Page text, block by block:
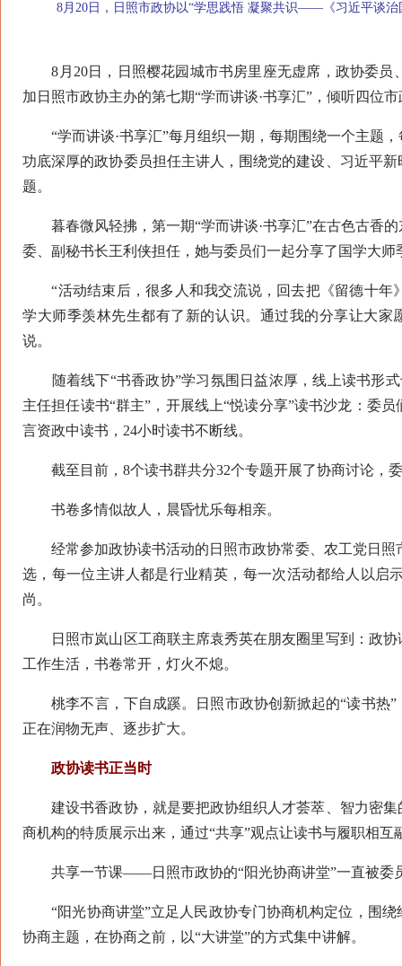
8月20日，日照市政协以“学思践悟 凝聚共识——《习近平谈治
8月20日，日照樱花园城市书房里座无虚席，政协委员
加日照市政协主办的第七期“学而讲谈·书享汇”，倾听四位
“学而讲谈·书享汇”每月组织一期，每期围绕一个主题
功底深厚的政协委员担任主讲人，围绕党的建设、习近平
题。
暮春微风轻拂，第一期“学而讲谈·书享汇”在古色古香
委、副秘书长王利侠担任，她与委员们一起分享了国学大
“活动结束后，很多人和我交流说，回去把《留德十年
学大师季羡林先生都有了新的认识。通过我的分享让大
说。
随着线下“书香政协”学习氛围日益浓厚，线上读书形式
主任担任读书“群主”，开展线上“悦读分享”读书沙龙：委
言资政中读书，24小时读书不断线。
截至目前，8个读书群共分32个专题开展了协商讨论，
书卷多情似故人，晨昏忧乐每相亲。
经常参加政协读书活动的日照市政协常委、农工党日照
选，每一位主讲人都是行业精英，每一次活动都给人以启
尚。
日照市岚山区工商联主席袁秀英在朋友圈里写到：政协
工作生活，书卷常开，灯火不熄。
桃李不言，下自成蹊。日照市政协创新掀起的“读书热”
正在润物无声、逐步扩大。
政协读书正当时
建设书香政协，就是要把政协组织人才荟萃、智力密集
商机构的特质展示出来，通过“共享”观点让读书与履职相互
共享一节课——日照市政协的“阳光协商讲堂”一直被委
“阳光协商讲堂”立足人民政协专门协商机构定位，围绕
协商主题，在协商之前，以“大讲堂”的方式集中讲解。